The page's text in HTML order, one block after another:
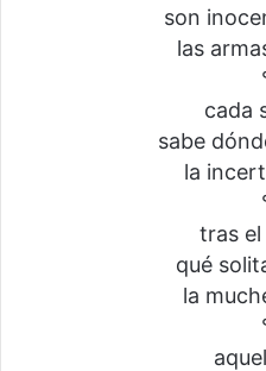
son
las
cada
sabe
la
tras
qué
la